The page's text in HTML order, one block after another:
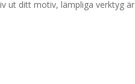
ut ditt motiv, lämpliga verktyg är